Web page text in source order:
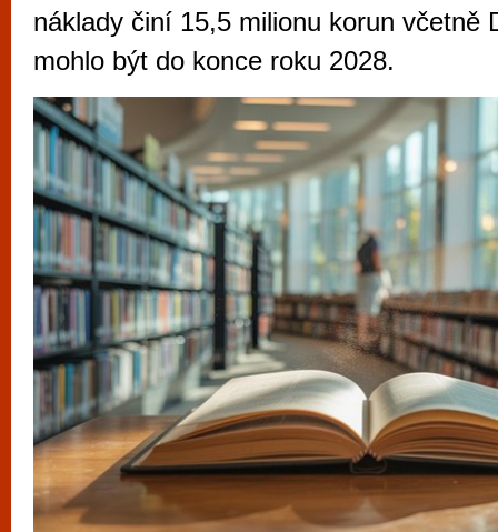
náklady činí 15,5 milionu korun včetně
mohlo být do konce roku 2028.
vyzkoušet různé kasinové hry. V
metropoli naleznete širokou nabídku her
po moderní automaty jak pro pravidelné
příležitostné hráče. V...